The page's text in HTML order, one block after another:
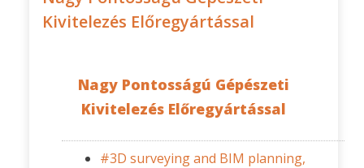
Kivitelezés Előregyártással
Nagy Pontosságú Gépészeti
Kivitelezés Előregyártással
#3D surveying and BIM planning,